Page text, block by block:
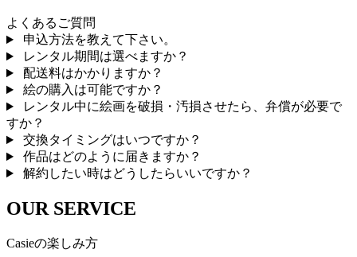
よくあるご質問
申込方法を教えて下さい。
レンタル期間は選べますか？
配送料はかかりますか？
絵の購入は可能ですか？
レンタル中に絵画を破損・汚損させたら、弁償が必要で
すか？
交換タイミングはいつですか？
作品はどのように届きますか？
解約したい時はどうしたらいいですか？
OUR SERVICE
Casieの楽しみ方